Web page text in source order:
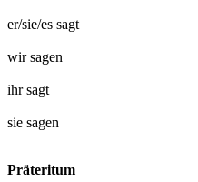
er/sie/es sagt
wirsagen
ihrsagt
sie sagen
Präteritum